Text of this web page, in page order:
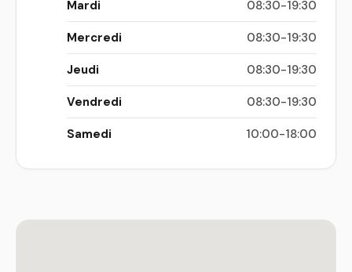
Mardi 08:30-19:30
Mercredi 08:30-19:30
Jeudi 08:30-19:30
Vendredi 08:30-19:30
Samedi 10:00-18:00